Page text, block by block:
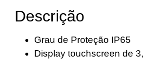
Descrição
Grau de Proteção IP65
Display touchscreen de